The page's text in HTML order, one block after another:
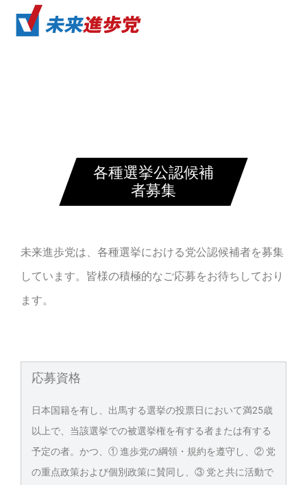
各種選挙公認候補
者募集
未来進歩党は、各種選挙における党公認候補者を募集
しています。皆様の積極的なご応募をお待ちしており
ます。
応募資格
日本国籍を有し、出馬する選挙の投票日において満25歳
以上で、当該選挙での被選挙権を有する者または有する
予定の者。かつ、① 進歩党の綱領・規約を遵守し、② 党
の重点政策および個別政策に賛同し、③ 党と共に活動で